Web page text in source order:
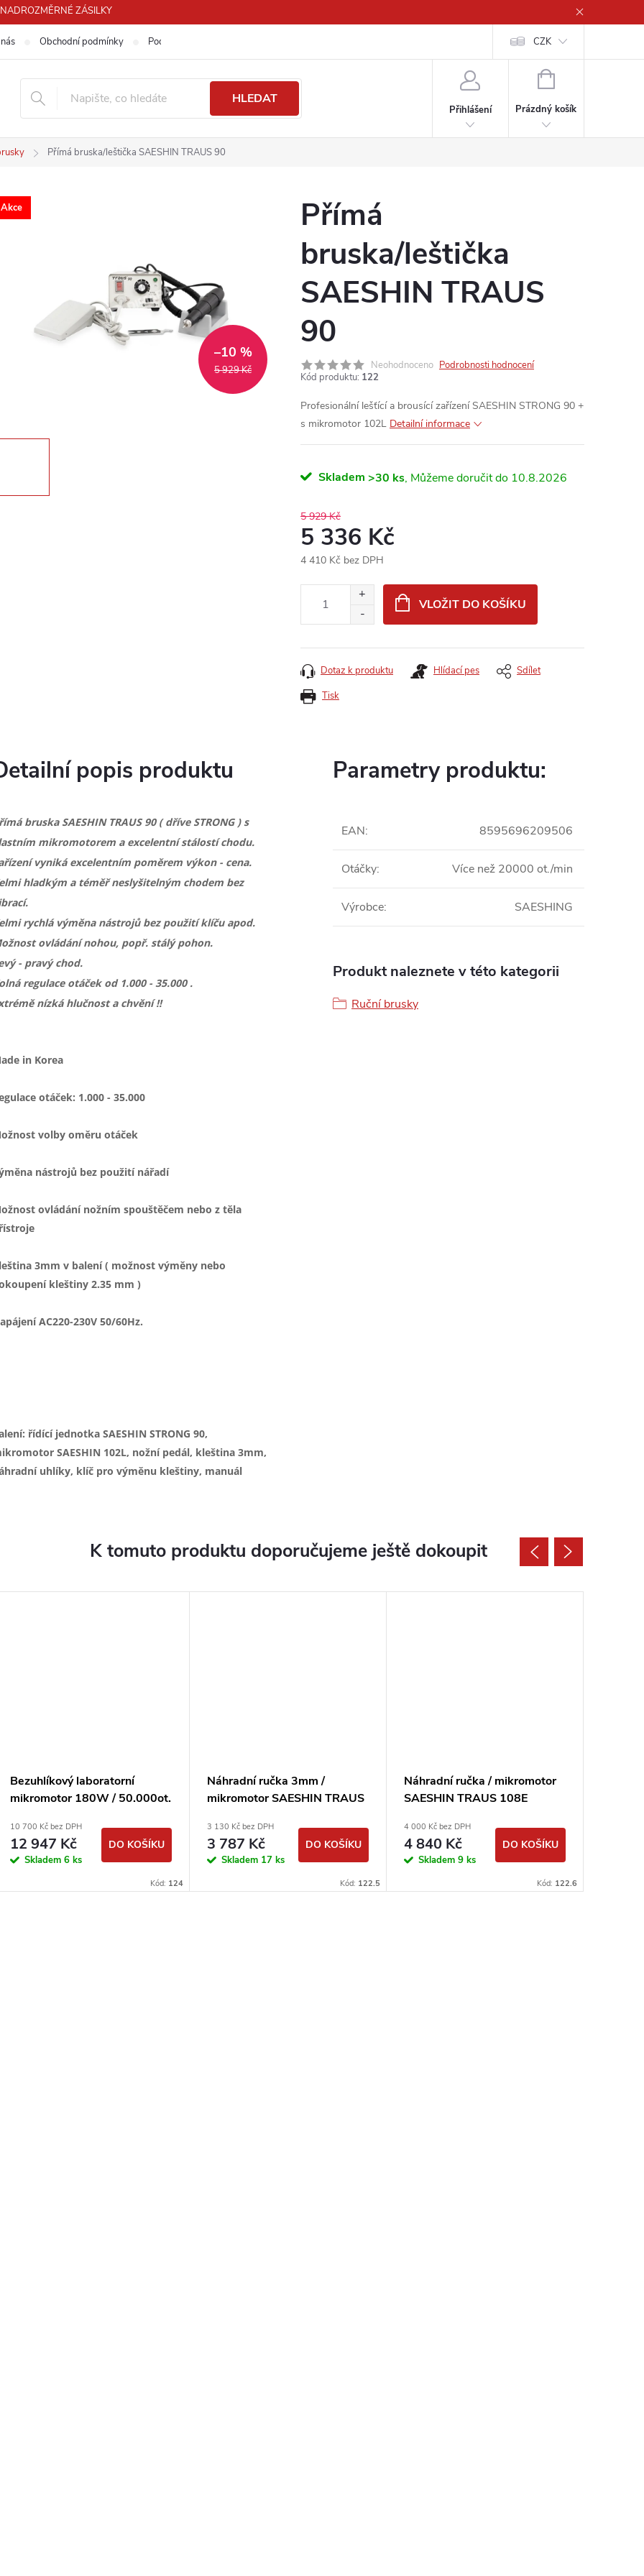
ZÁSILKY
Obchodní podmínky Podmínky ochrany osobních údajů CZK
HLEDAT
Přihlášení
NÁKUPNÍ
Prázdný košík
Přímá bruska/leštička SAESHIN TRAUS 90
Akce
5 929 Kč
–10 %
Přímá
bruska/leštička
SAESHIN TRAUS
90
Neohodnoceno Podrobnosti hodnocení
Kód produktu: 122
Profesionální lešťící a brousící zařízení SAESHIN STRONG 90 +
s mikromotor 102L Detailní informace
Skladem >30 ks 10.8.2026
5 929 Kč
5 336 Kč
4 410 Kč bez DPH
VLOŽIT DO KOŠÍKU
Tisk
Dotaz k produktu Hlídací pes Sdílet
popis produktu
bruska SAESHIN TRAUS 90 ( dříve STRONG ) s
mikromotorem a excelentní stálostí chodu.
vyniká excelentním poměrem výkon - cena.
hladkým a téměř neslyšitelným chodem bez
rychlá výměna nástrojů bez použití klíču apod.
ovládání nohou, popř. stálý pohon.
- pravý chod.
regulace otáček od 1.000 - 35.000 .
nízká hlučnost a chvění !!
in Korea
otáček: 1.000 - 35.000
volby oměru otáček
nástrojů bez použití nářadí
ovládání nožním spouštěčem nebo z těla
3mm v balení ( možnost výměny nebo
kleštiny 2.35 mm )
AC220-230V 50/60Hz.
řídící jednotka SAESHIN STRONG 90,
SAESHIN 102L, nožní pedál, kleština 3mm,
uhlíky, klíč pro výměnu kleštiny, manuál
Parametry produktu:
EAN: 8595696209506
Otáčky: Více než 20000 ot./min
Výrobce: SAESHING
Produkt naleznete v této kategorii
Ruční brusky
K tomuto produktu doporučujeme ještě dokoupit
Bezuhlíkový laboratorní
mikromotor 180W / 50.000ot.
600S
10 700 Kč bez DPH
12 947 Kč
Skladem 6 ks
DO KOŠÍKU
Kód: 124
Náhradní ručka 3mm /
mikromotor SAESHIN TRAUS
3 130 Kč bez DPH
3 787 Kč
Skladem 17 ks
DO KOŠÍKU
Kód: 122.5
Náhradní ručka / mikromotor
SAESHIN TRAUS 108E
4 000 Kč bez DPH
4 840 Kč
Skladem 9 ks
DO KOŠÍKU
Kód: 122.6